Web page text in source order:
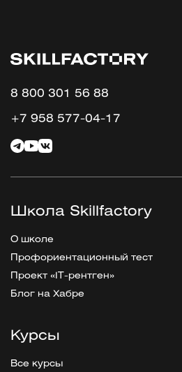
8 800 301 56 88
+7 958 577-04-17
Школа Skillfactory
О школе
Профориентационный тест
Проект «IT-рентген»
Блог на Хабре
Курсы
Все курсы